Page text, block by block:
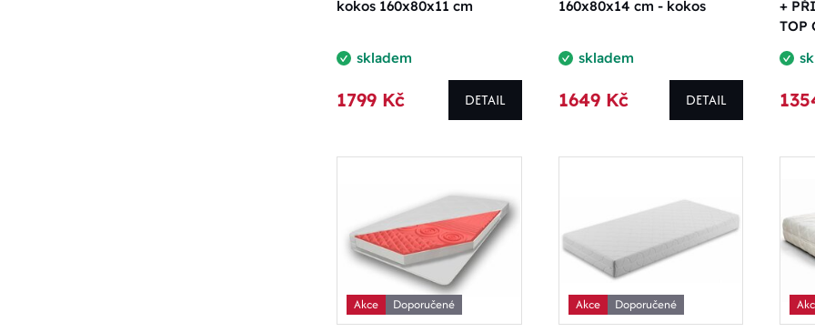
kokos 160x80x11 cm
skladem
1799 Kč DETAIL
160x80x14 cm - kokos
skladem
1649 Kč DETAIL
+
TOP
Akce Doporučené Akce Doporučené